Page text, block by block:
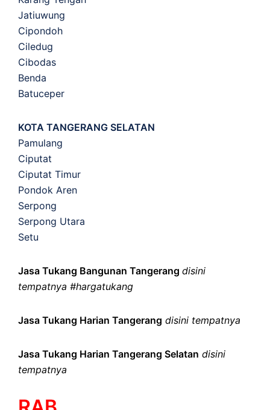
Jatiuwung
Cipondoh
Ciledug
Cibodas
Benda
Batuceper
KOTA TANGERANG SELATAN
Pamulang
Ciputat
Ciputat Timur
Pondok Aren
Serpong
Serpong Utara
Setu
Jasa Tukang Bangunan Tangerang disini
tempatnya #hargatukang
Jasa Tukang Harian Tangerang disini tempatnya
Jasa Tukang Harian Tangerang Selatan disini
tempatnya